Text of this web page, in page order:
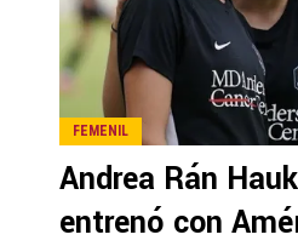
FEMENIL
Andrea Rán
entrenó con